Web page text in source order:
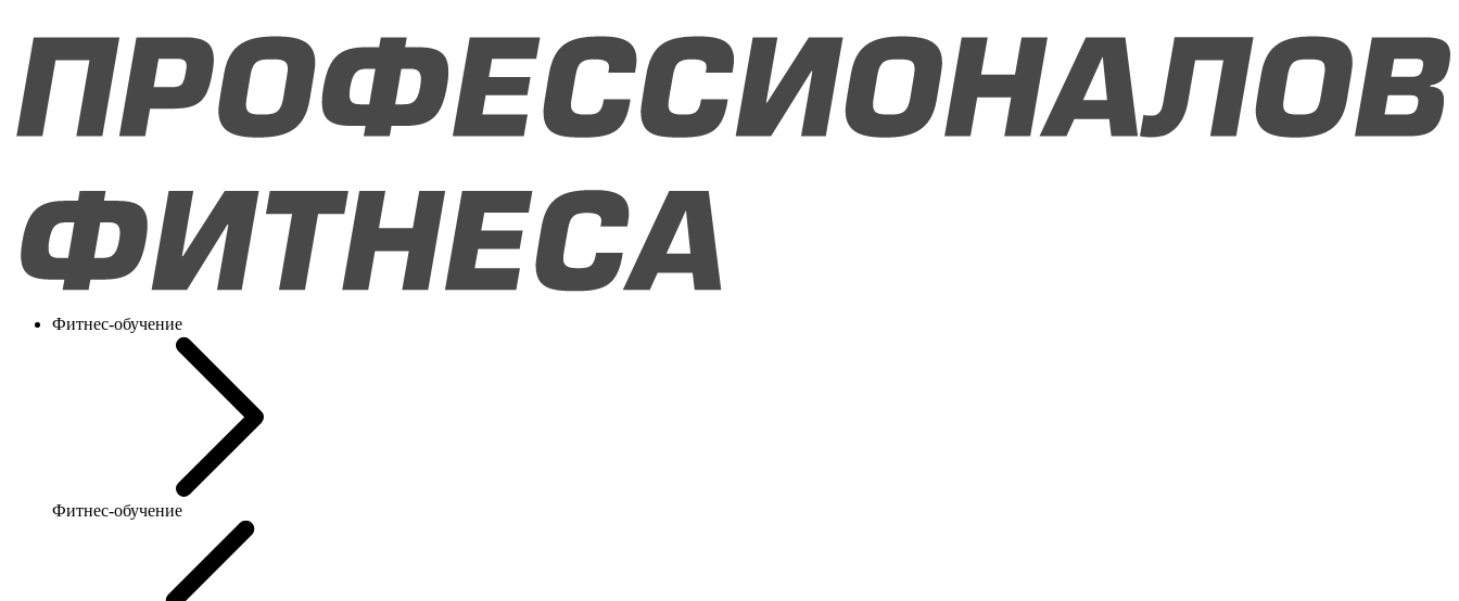
Фитнес-обучение
Фитнес-обучение